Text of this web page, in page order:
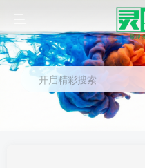
开启精彩搜索